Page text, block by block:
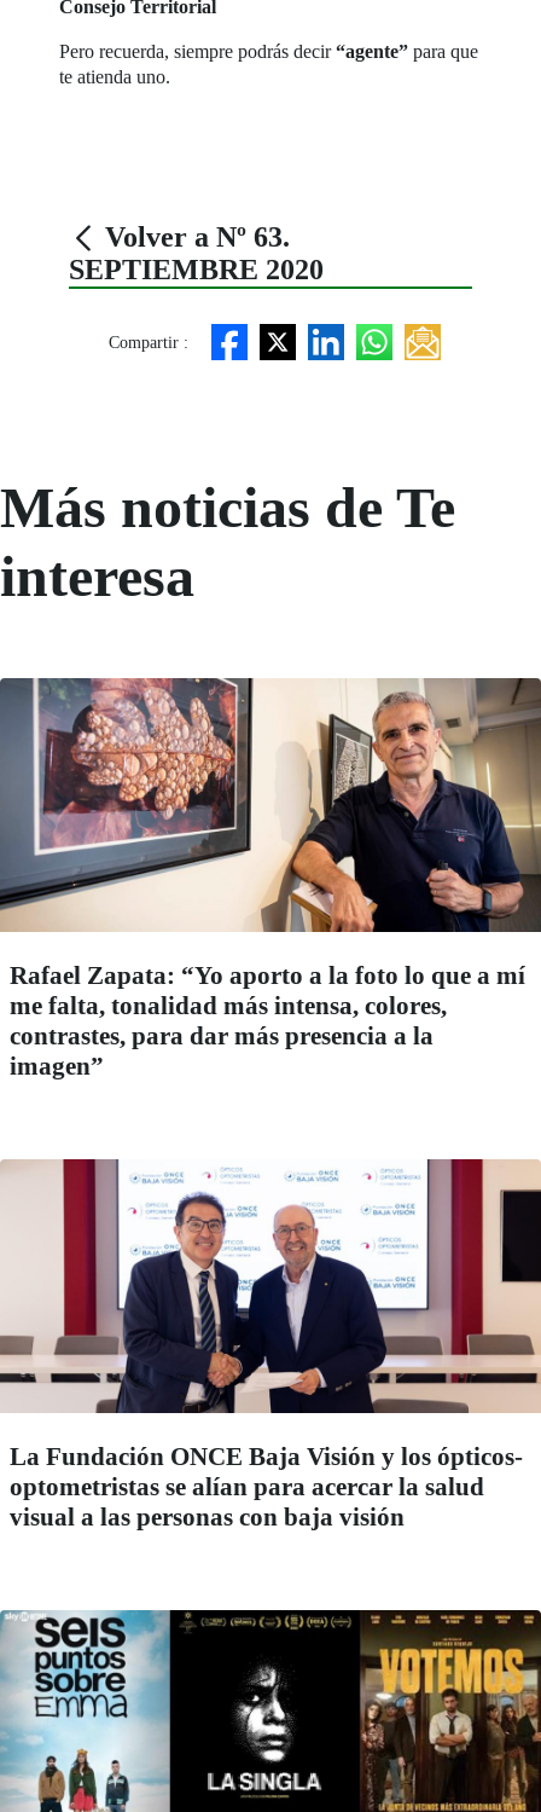
Consejo Territorial
Pero recuerda, siempre podrás decir“agente” para que
te atienda uno.
Volver a Nº 63.
SEPTIEMBRE 2020
Compartir :
Más noticias de Te
interesa
Rafael Zapata: “Yo aporto a la foto lo que a mí
me falta, tonalidad más intensa, colores,
contrastes, para dar más presencia a la
imagen”
La Fundación ONCE Baja Visión y los ópticos-
optometristas se alían para acercar la salud
visual a las personas con baja visión